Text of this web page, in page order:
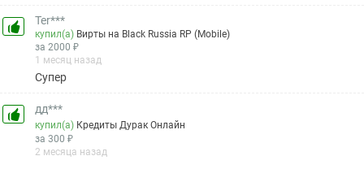
Ter***
купил(а) Вирты на Black Russia RP (Mobile)
за 2000 ₽
1 месяц назад
Супер
дд***
купил(а) Кредиты Дурак Онлайн
за 300 ₽
2 месяца назад